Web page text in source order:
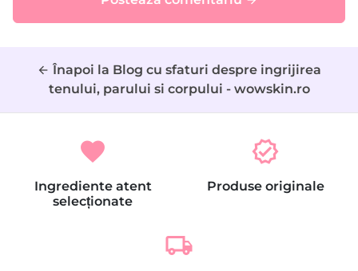
arrow_back Înapoi la Blog cu sfaturi despre ingrijirea
tenului, parului si corpului - wowskin.ro
favorite
Ingrediente atent
selecționate
verified
Produse originale
local_shipping